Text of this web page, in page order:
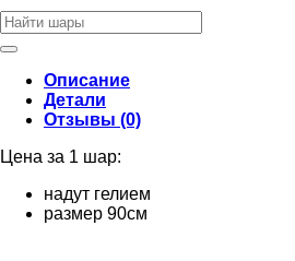
Искать:
Описание
Детали
Отзывы (0)
Цена за 1 шар:
надут гелием
размер 90см